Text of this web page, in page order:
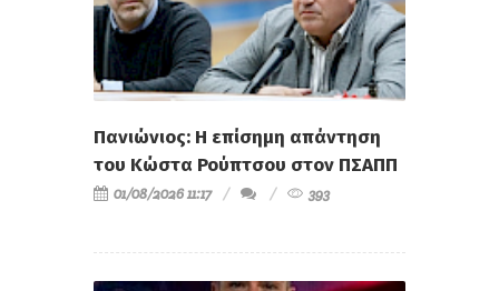
Πανιώνιος: Η επίσημη απάντηση
του Κώστα Ρούπτσου στον ΠΣΑΠΠ
01/08/2026 11:17 393